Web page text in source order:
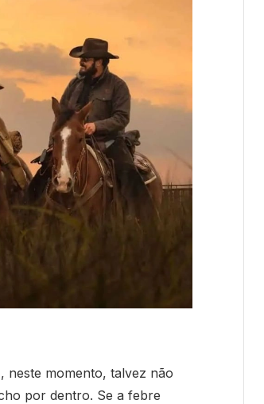
neste momento, talvez não
por dentro. Se a febre